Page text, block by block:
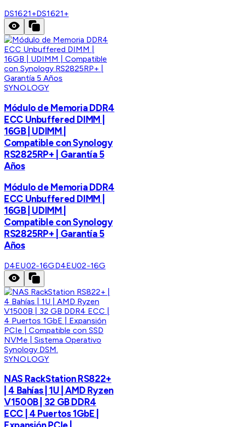
DS1621+DS1621+
SYNOLOGY
Módulo de Memoria DDR4
ECC Unbuffered DIMM |
16GB | UDIMM |
Compatible con Synology
RS2825RP+ | Garantía 5
Años
Módulo de Memoria DDR4
ECC Unbuffered DIMM |
16GB | UDIMM |
Compatible con Synology
RS2825RP+ | Garantía 5
Años
D4EU02-16GD4EU02-16G
SYNOLOGY
NAS RackStation RS822+
| 4 Bahías | 1U | AMD Ryzen
V1500B | 32 GB DDR4
ECC | 4 Puertos 1GbE |